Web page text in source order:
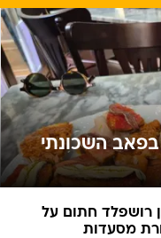
בפאב השכונתי
רושפלד חתום על
מסעדות